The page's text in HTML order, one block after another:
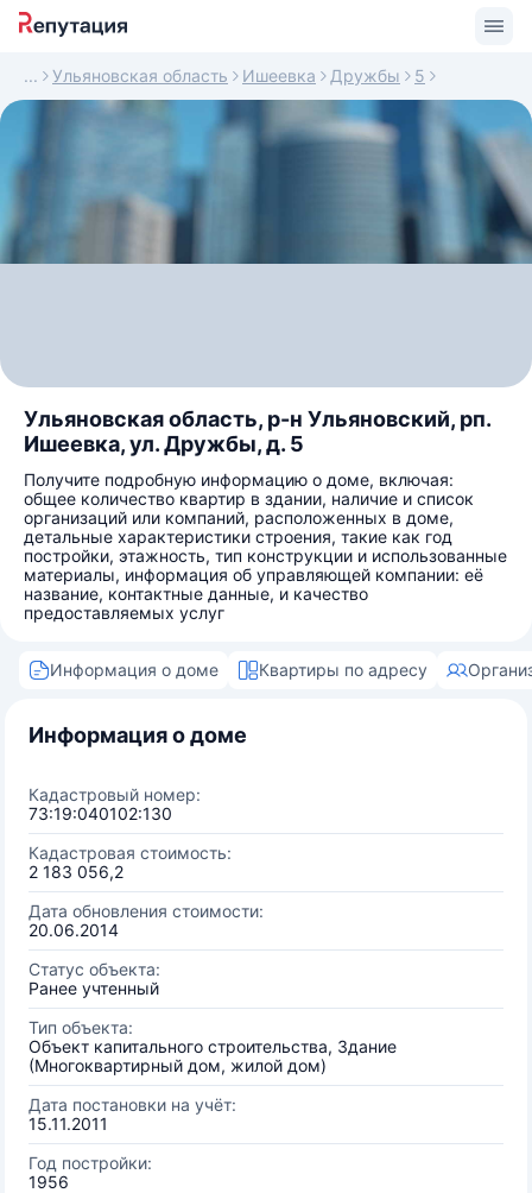
Ульяновская область Ишеевка Дружбы 5
Ульяновская область, р-н Ульяновский, рп.
Ишеевка, ул. Дружбы, д. 5
Получите подробную информацию о доме, включая:
общее количество квартир в здании, наличие и список
организаций или компаний, расположенных в доме,
детальные характеристики строения, такие как год
постройки, этажность, тип конструкции и использованные
материалы, информация об управляющей компании: её
название, контактные данные, и качество
предоставляемых услуг
Информация о доме Квартиры по адресу
Информация о доме
Кадастровый номер:
73:19:040102:130
Кадастровая стоимость:
2 183 056,2
Дата обновления стоимости:
20.06.2014
Статус объекта:
Ранее учтенный
Тип объекта:
Объект капитального строительства, Здание
(Многоквартирный дом, жилой дом)
Дата постановки на учёт:
15.11.2011
Год постройки:
1956